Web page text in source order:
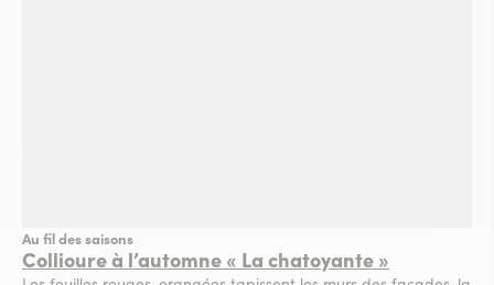
Collioure à l’automne « La chatoyante »
Au fil des saisons